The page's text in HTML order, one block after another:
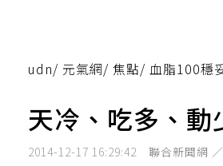
udn/ 元氣網/ 焦點/ 血脂100穩
天冷、吃多、動
2014-12-17 16:29:42 聯合新聞網 ／